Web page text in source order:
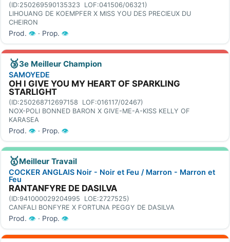
(ID:250269590135323 LOF:041506/06321)
LIHOUANG DE KOEMPFER X MISS YOU DES PRECIEUX DU
CHEIRON
Prod. 👁 · Prop. 👁
🥉3e Meilleur Champion
SAMOYEDE
OH I GIVE YOU MY HEART OF SPARKLING
STARLIGHT
(ID:250268712697158 LOF:016117/02467)
NOX-POLI BONNED BARON X GIVE-ME-A-KISS KELLY OF
KARASEA
Prod. 👁 · Prop. 👁
🥇Meilleur Travail
COCKER ANGLAIS Noir - Noir et Feu / Marron - Marron et
Feu
RANTANFYRE DE DASILVA
(ID:941000029204995 LOE:2727525)
CANFALI BONFYRE X FORTUNA PEGGY DE DASILVA
Prod. 👁 · Prop. 👁